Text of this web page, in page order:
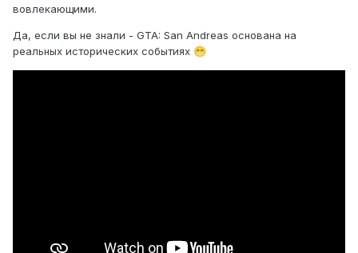
вовлекающими.
Да, если вы не знали - GTA: San Andreas основана на
реальных исторических событиях 😁